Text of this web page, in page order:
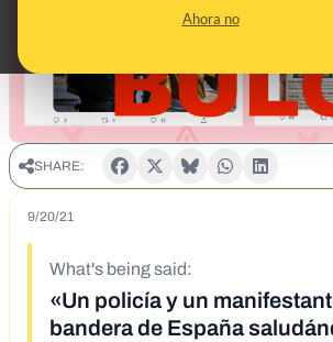
Ahora no
SHARE:
9/20/21
What's being said:
«Un policía y un
bandera de España